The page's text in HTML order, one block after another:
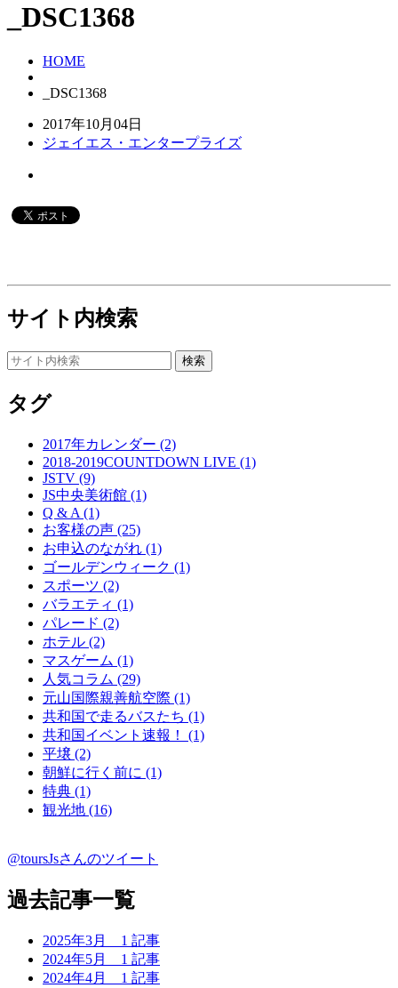
_DSC1368
HOME
_DSC1368
2017年10月04日
ジェイエス・エンタープライズ
サイト内検索
タグ
2017年カレンダー (2)
2018-2019COUNTDOWN LIVE (1)
JSTV (9)
JS中央美術館 (1)
Q & A (1)
お客様の声 (25)
お申込のながれ (1)
ゴールデンウィーク (1)
スポーツ (2)
バラエティ (1)
パレード (2)
ホテル (2)
マスゲーム (1)
人気コラム (29)
元山国際親善航空際 (1)
共和国で走るバスたち (1)
共和国イベント速報！ (1)
平壌 (2)
朝鮮に行く前に (1)
特典 (1)
観光地 (16)
@toursJsさんのツイート
過去記事一覧
2025年3月 1 記事
2024年5月 1 記事
2024年4月 1 記事